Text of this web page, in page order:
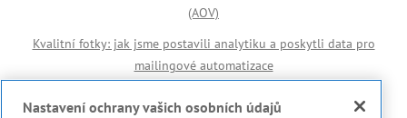
(AOV)
Kvalitní fotky: jak jsme postavili analytiku a poskytli data pro
mailingové automatizace
Důležité odkazy
Nastavení ochrany vašich osobních údajů